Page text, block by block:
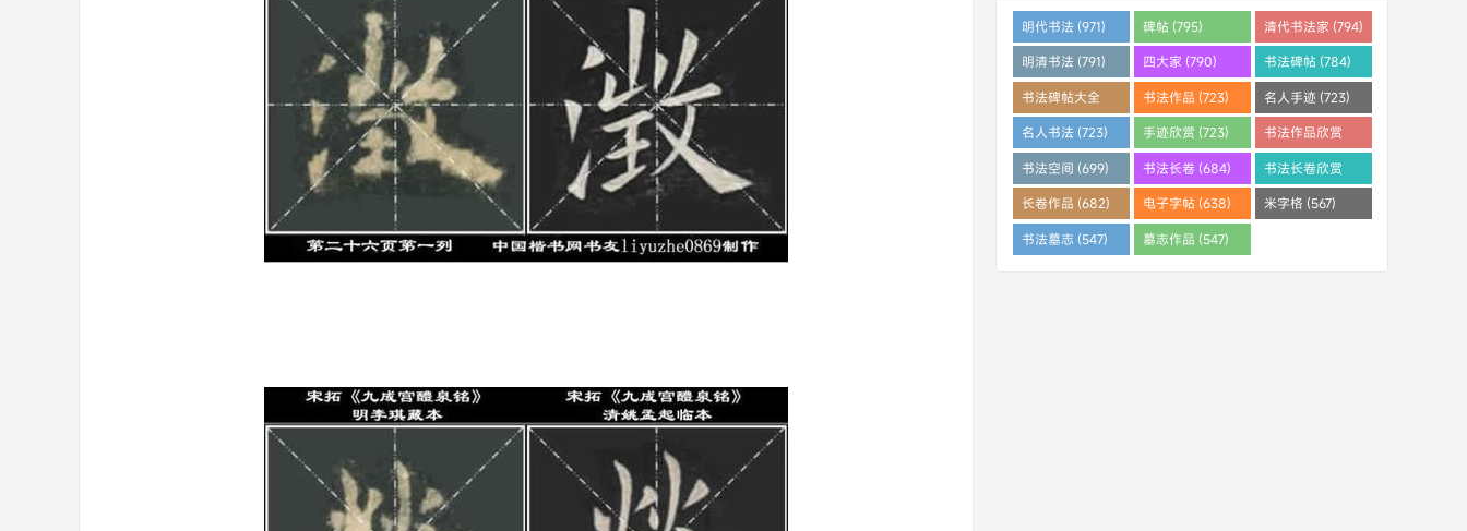
明代书法 (971) 碑帖 (795) 清代书法家 (794)
明清书法 (791) 四大家 (790) 书法碑帖 (784)
书法碑帖大全
(784)
书法作品 (723) 名人手迹 (723)
名人书法 (723) 手迹欣赏 (723)
书法作品欣赏
(710)
书法空间 (699) 书法长卷 (684)
书法长卷欣赏
(682)
长卷作品 (682) 电子字帖 (638) 米字格 (567)
书法墓志 (547) 墓志作品 (547)